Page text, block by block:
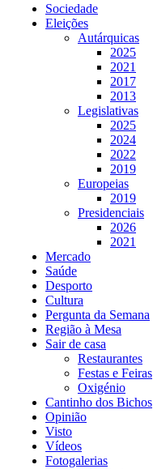
Sociedade
Eleições
Autárquicas
2025
2021
2017
2013
Legislativas
2025
2024
2022
2019
Europeias
2019
Presidenciais
2026
2021
Mercado
Saúde
Desporto
Cultura
Pergunta da Semana
Região à Mesa
Sair de casa
Restaurantes
Festas e Feiras
Oxigénio
Cantinho dos Bichos
Opinião
Visto
Vídeos
Fotogalerias